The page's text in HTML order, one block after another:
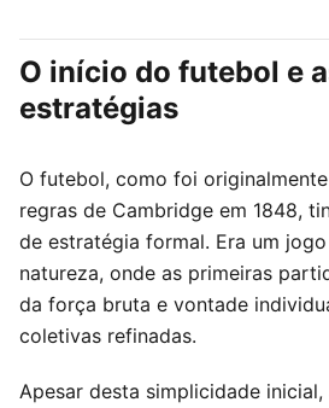
O início do futebol e
estratégias
O futebol, como foi
regras de Cambridge em 1848,
de estratégia formal. Era um
natureza, onde as primeiras
da força bruta e vontade
coletivas refinadas.
Apesar desta simplicidade